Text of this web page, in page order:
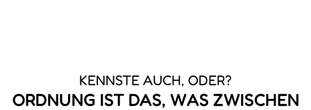
KENNSTE AUCH, ODER?
ORDNUNG IST DAS, WAS ZWISCHEN